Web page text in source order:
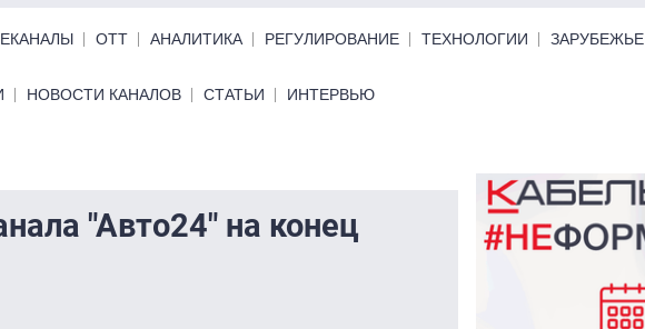
ОТТ АНАЛИТИКА РЕГУЛИРОВАНИЕ ТЕХНОЛОГИИ ЗАРУБЕЖЬЕ
НОВОСТИ КАНАЛОВ СТАТЬИ ИНТЕРВЬЮ
"Авто24" на конец